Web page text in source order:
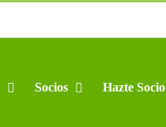
Socios Hazte Socio